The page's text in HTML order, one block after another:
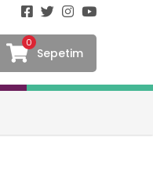
0
Sepetim